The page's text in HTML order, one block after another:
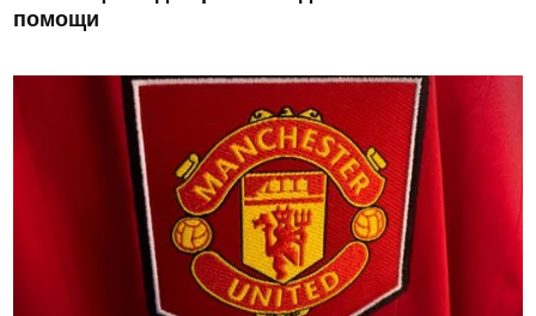
помощи